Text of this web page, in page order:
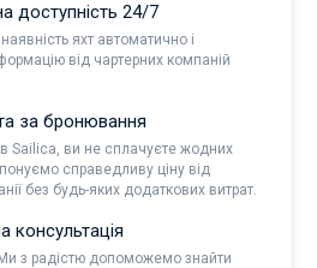
доступність 24/7
яхт автоматично і
від чартерних компаній
за бронювання
Sailica, ви не сплачуєте жодних
справедливу ціну від
без будь-яких додаткових витрат.
консультація
з радістю допоможемо знайти